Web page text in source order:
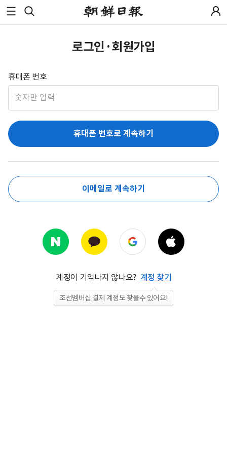
로그인·회원가입
휴대폰 번호
휴대폰 번호로 계속하기
이메일로 계속하기
계정이 기억나지 않나요? 계정 찾기
조선멤버십 결제 계정도 찾을수 있어요!